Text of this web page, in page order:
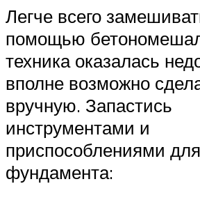
Легче всего
помощью
техника оказалась
вполне возможно
вручную. Запастись
инструментами и
приспособлениями
фундамента: